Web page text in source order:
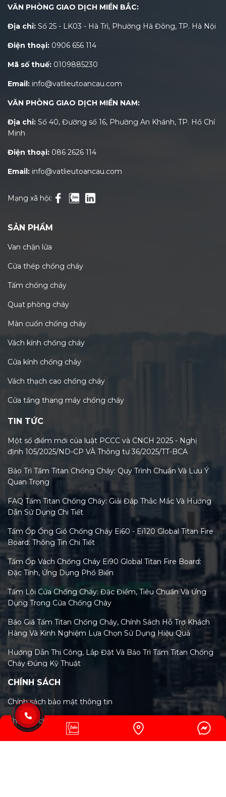
VĂN PHÒNG GIAO DỊCH MIỀN BẮC:
Địa chỉ: Số 25 - LK03 - Hà Trì, Phường Hà Đông, TP. Hà Nội
Điện thoại: 0906 656 114
Mã số thuế: 0109885230
Email: info@vatlieutoancau.com
VĂN PHÒNG GIAO DỊCH MIỀN NAM:
Địa chỉ: Số 40, Đường số 16, Phường An Khánh, TP. Hồ Chí
Minh
Điện thoại: 086 2626 114
Email: info@vatlieutoancau.com
Mạng xã hội:
SẢN PHẨM
Van chặn lửa
Cửa thép chống cháy
Tấm chống cháy
Quạt phòng cháy
Màn cuốn chống cháy
Vách kính chống cháy
Cửa kính chống cháy
Vách thạch cao chống cháy
Cửa tầng thang máy chống cháy
TIN TỨC
Một số điểm mới của luật PCCC và CNCH 2025 - Nghị
định 105/2025/ND-CP VÀ Thông tư 36/2025/TT-BCA
Bảo Trì Tấm Titan Chống Cháy: Quy Trình Chuẩn Và Lưu Ý
Quan Trọng
FAQ Tấm Titan Chống Cháy: Giải Đáp Thắc Mắc Và Hướng
Dẫn Sử Dụng Chi Tiết
Tấm Ốp Ống Gió Chống Cháy Ei60 - Ei120 Global Titan Fire
Board: Thông Tin Chi Tiết
Tấm Ốp Vách Chống Cháy Ei90 Global Titan Fire Board:
Đặc Tính, Ứng Dụng Phổ Biến
Tấm Lõi Cửa Chống Cháy: Đặc Điểm, Tiêu Chuẩn Và Ứng
Dụng Trong Cửa Chống Cháy
Báo Giá Tấm Titan Chống Cháy, Chính Sách Hỗ Trợ Khách
Hàng Và Kinh Nghiệm Lựa Chọn Sử Dụng Hiệu Quả
Hướng Dẫn Thi Công, Lắp Đặt Và Bảo Trì Tấm Titan Chống
Cháy Đúng Kỹ Thuật
Tiêu Chuẩn Tấm Titan Chống Cháy Và Xu Hướng Kiểm
Định Mới Nhất 2026
Phân Loại Các Loại Tấm Titan Chống Cháy Trên Thị
Trường Việt Nam Hiện Nay
Tấm Titan Chống Cháy: Tính Năng, Lợi Ích & So Sánh Chi
CHÍNH SÁCH
Chính sách bảo mật thông tin
Chính Sách Giao Hàng & Vận Chuyển
Phương thức thanh toán